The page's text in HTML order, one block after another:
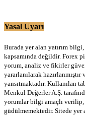
Yasal Uyarı
Burada yer alan yatırım
kapsamında değildir. Forex
yorum, analiz ve fikirler
yararlanılarak
yansıtmaktadır. Kullanılan
Menkul Değerler A.Ş.
yorumlar bilgi amaçlı verilip,
güdülmemektedir. Sitede